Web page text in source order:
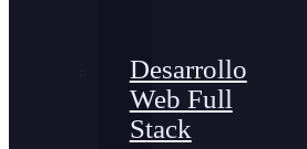
Desarrollo
Web Full
Stack